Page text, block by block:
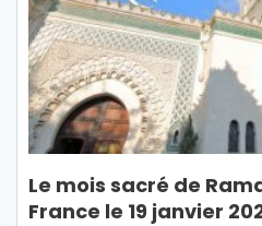
Le mois sacré de
France le 19 janvier